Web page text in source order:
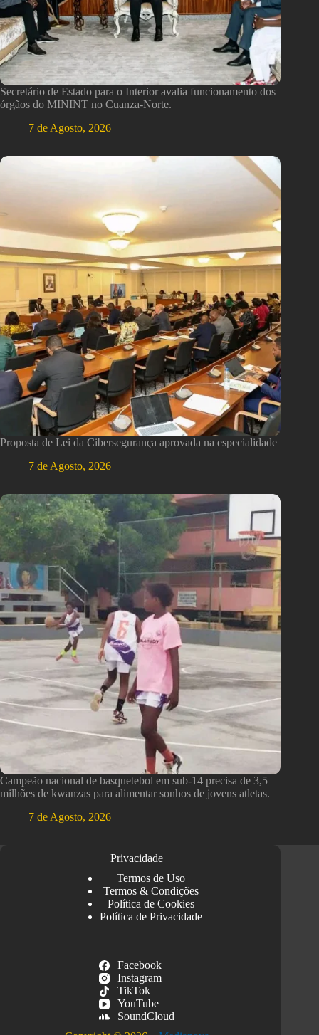
Secretário de Estado para o Interior avalia funcionamento dos
órgãos do MININT no Cuanza-Norte.
7 de Agosto, 2026
Proposta de Lei da Cibersegurança aprovada na especialidade
7 de Agosto, 2026
Campeão nacional de basquetebol em sub-14 precisa de 3,5
milhões de kwanzas para alimentar sonhos de jovens atletas.
7 de Agosto, 2026
Privacidade
Termos de Uso
Termos & Condições
Política de Cookies
Política de Privacidade
Facebook
Instagram
TikTok
YouTube
SoundCloud